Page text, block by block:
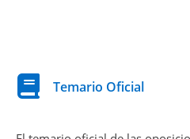
Temario Oficial